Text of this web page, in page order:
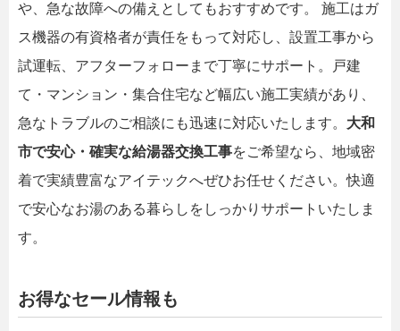
や、急な故障への備えとしてもおすすめです。 施工はガ
ス機器の有資格者が責任をもって対応し、設置工事から
試運転、アフターフォローまで丁寧にサポート。戸建
て・マンション・集合住宅など幅広い施工実績があり、
急なトラブルのご相談にも迅速に対応いたします。 大和
市で安心・確実な給湯器交換工事をご希望なら、地域密
着で実績豊富なアイテックへぜひお任せください。快適
で安心なお湯のある暮らしをしっかりサポートいたしま
す。
お得なセール情報も